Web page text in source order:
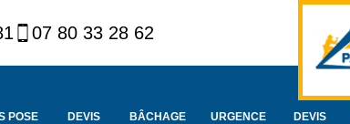
07 80 33 28 62
POSE
DEVIS
BÂCHAGE
URGENCE
DEVIS